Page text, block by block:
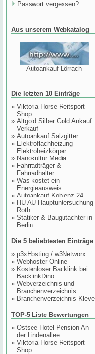
Passwort vergessen?
Aus unserem Webkatalog
Autoankauf Lörrach
Die letzten 10 Einträge
» Viktoria Horse Reitsport
Shop
» Altgold Silber Gold Ankauf
Verkauf
» Autoankauf Salzgitter
» Elektroflachheizung
Elektroheizkörper
» Nanokultur Media
» Fahrradträger &
Fahrradhalter
» Was kostet ein
Energieausweis
» Autoankauf Koblenz 24
» HU AU Hauptuntersuchung
Roth
» Statiker & Baugutachter in
Berlin
Die 5 beliebtesten Einträge
» p3xHosting / w3Networx
» Webhoster Online
» Kostenloser Backlink bei
BacklinkDino
» Webverzeichnis und
Branchenverzeichnis
» Branchenverzeichnis Kleve
TOP-5 Liste Bewertungen
» Ostsee Hotel-Pension An
der Lindenallee
» Viktoria Horse Reitsport
Shop